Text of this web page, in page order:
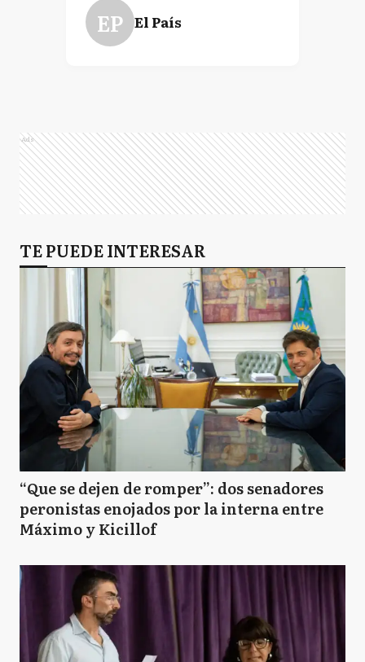
EP El País
Ads
TE PUEDE INTERESAR
“Que se dejen de romper”: dos senadores
peronistas enojados por la interna entre
Máximo y Kicillof